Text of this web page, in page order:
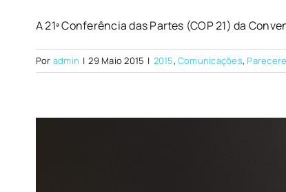
A 21ª Conferência das Partes (COP 21) da
Por admin | 29 Maio 2015 | 2015,Comunicações,